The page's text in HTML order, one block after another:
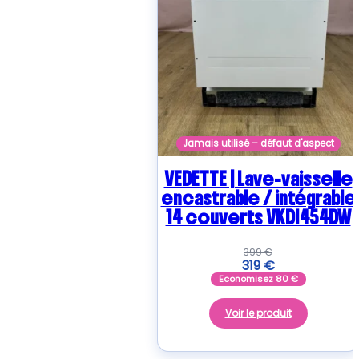
Jamais utilisé – défaut d'aspect
VEDETTE | Lave-vaisselle
encastrable / intégrable
14 couverts VKDI454DW
399€
319 €
Economisez 80€
Voir le produit